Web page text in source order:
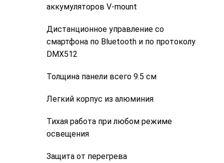
аккумуляторов V-mount
Дистанционное управление со
смартфона по Bluetooth и по протоколу
DMX512
Толщина панели всего 9.5 см
Легкий корпус из алюминия
Тихая работа при любом режиме
освещения
Защита от перегрева